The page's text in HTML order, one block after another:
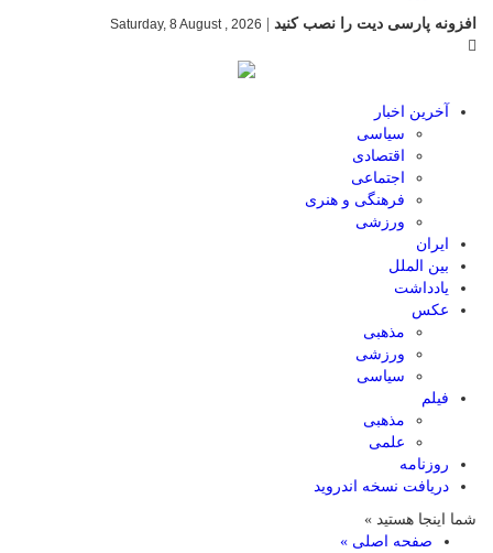
افزونه پارسی دیت را نصب کنید
Saturday, 8 August , 2026
آخرین اخبار
سیاسی
اقتصادی
اجتماعی
فرهنگی و هنری
ورزشی
ایران
بین الملل
یادداشت
عکس
مذهبی
ورزشی
سیاسی
فیلم
مذهبی
علمی
روزنامه
دریافت نسخه اندروید
شما اینجا هستید »
صفحه اصلی »